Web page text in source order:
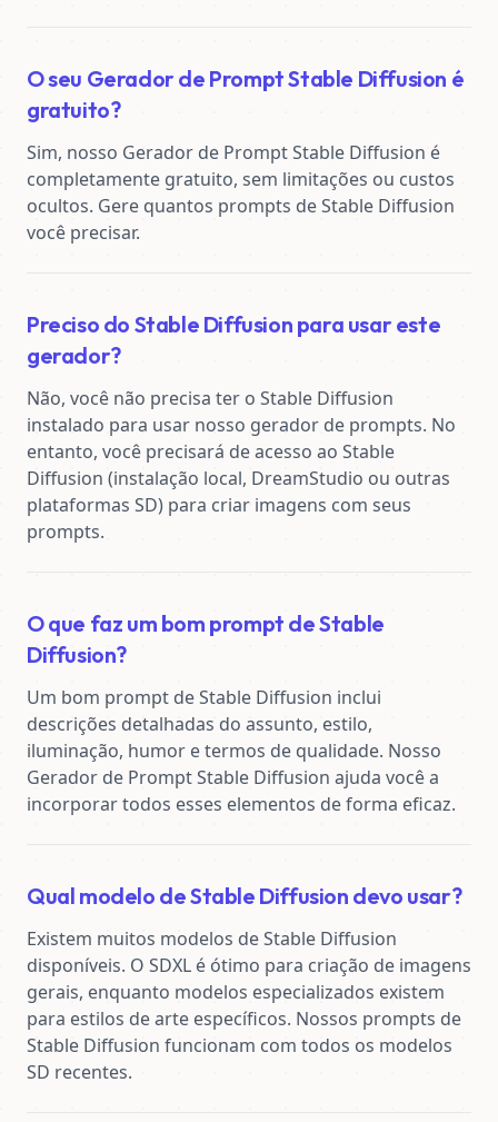
O seu Gerador de Prompt Stable Diffusion é
gratuito?
Sim, nosso Gerador de Prompt Stable Diffusion é
completamente gratuito, sem limitações ou custos
ocultos. Gere quantos prompts de Stable Diffusion
você precisar.
Preciso do Stable Diffusion para usar este
gerador?
Não, você não precisa ter o Stable Diffusion
instalado para usar nosso gerador de prompts. No
entanto, você precisará de acesso ao Stable
Diffusion (instalação local, DreamStudio ou outras
plataformas SD) para criar imagens com seus
prompts.
O que faz um bom prompt de Stable
Diffusion?
Um bom prompt de Stable Diffusion inclui
descrições detalhadas do assunto, estilo,
iluminação, humor e termos de qualidade. Nosso
Gerador de Prompt Stable Diffusion ajuda você a
incorporar todos esses elementos de forma eficaz.
Qual modelo de Stable Diffusion devo usar?
Existem muitos modelos de Stable Diffusion
disponíveis. O SDXL é ótimo para criação de imagens
gerais, enquanto modelos especializados existem
para estilos de arte específicos. Nossos prompts de
Stable Diffusion funcionam com todos os modelos
SD recentes.